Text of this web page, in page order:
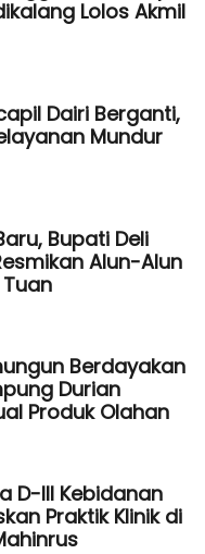
Lolos Akmil
Dairi Berganti,
Mundur
Bupati Deli
Alun-Alun
Berdayakan
Durian
Produk Olahan
D-III Kebidanan
Praktik Klinik di